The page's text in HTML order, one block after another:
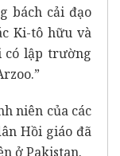
bách cải đạo
Ki-tô hữu và
có lập trường
niên của các
Hồi giáo đã
ở Pakistan.